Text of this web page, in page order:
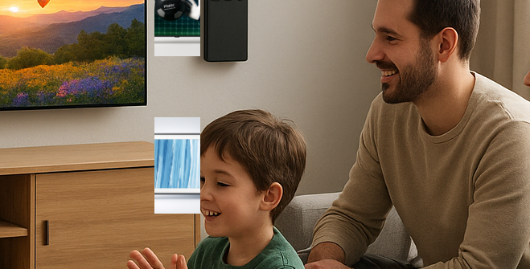
super promo su Amazon
Samsung The Frame Pro 65″
QE65LS03HWUXZT, la
TV‑quadro Neo QLED 4K in
offerta su Amazon